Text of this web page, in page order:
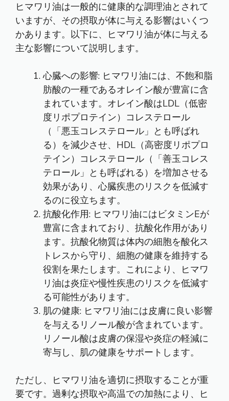
ヒマワリ油は一般的に健康的な調理油とされて
いますが、その摂取が体に与える影響はいくつ
かあります。以下に、ヒマワリ油が体に与える
主な影響について説明します。
心臓への影響: ヒマワリ油には、不飽和脂
肪酸の一種であるオレイン酸が豊富に含
まれています。オレイン酸はLDL（低密
度リポプロテイン）コレステロール
（「悪玉コレステロール」とも呼ばれ
る）を減少させ、HDL（高密度リポプロ
テイン）コレステロール（「善玉コレス
テロール」とも呼ばれる）を増加させる
効果があり、心臓疾患のリスクを低減す
るのに役立ちます。
抗酸化作用: ヒマワリ油にはビタミンEが
豊富に含まれており、抗酸化作用があり
ます。抗酸化物質は体内の細胞を酸化ス
トレスから守り、細胞の健康を維持する
役割を果たします。これにより、ヒマワ
リ油は炎症や慢性疾患のリスクを低減す
る可能性があります。
肌の健康: ヒマワリ油には皮膚に良い影響
を与えるリノール酸が含まれています。
リノール酸は皮膚の保湿や炎症の軽減に
寄与し、肌の健康をサポートします。
ただし、ヒマワリ油を適切に摂取することが重
要です。過剰な摂取や高温での加熱により、ヒ